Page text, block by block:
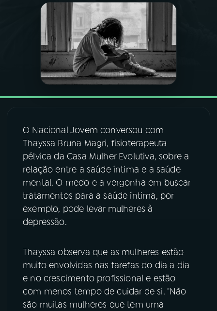
PROGRAMAÇÃO
PROGRAMAS
PODCASTS
08FESTIVAL DE MÚSICA
ACOMPANHE A RÁDIO NACIONAL
YouTube
TikTok
O Nacional Jovem conversou com
Thayssa Bruna Magri, fisioterapeuta
pélvica da Casa Mulher Evolutiva, sobre a
relação entre a saúde íntima e a saúde
mental. O medo e a vergonha em buscar
tratamentos para a saúde íntima, por
exemplo, pode levar mulheres à
depressão.
Thayssa observa que as mulheres estão
muito envolvidas nas tarefas do dia a dia
e no crescimento profissional e estão
com menos tempo de cuidar de si. "Não
são muitas mulheres que tem uma